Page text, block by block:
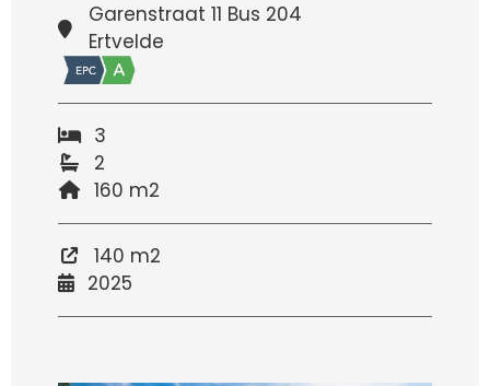
Garenstraat 11 Bus 204
Ertvelde
3
2
160 m2
140 m2
2025